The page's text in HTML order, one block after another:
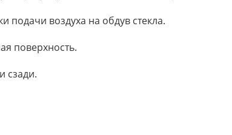
подачи воздуха на обдув стекла.
поверхность.
сзади.